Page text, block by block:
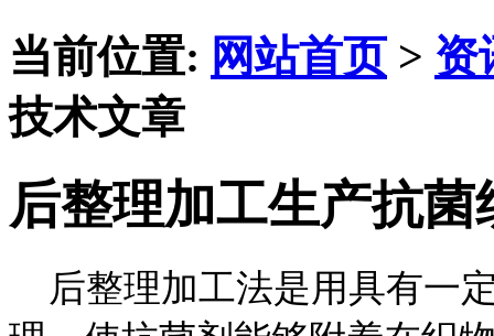
当前位置: 网站首页> 资
技术文章
后整理加工生产抗
后整理加工法是用具有一